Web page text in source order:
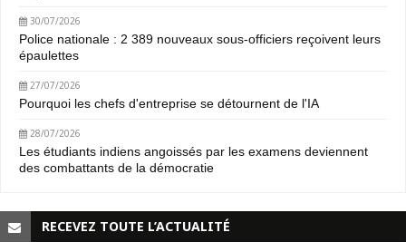
30/07/2026
Police nationale : 2 389 nouveaux sous-officiers reçoivent leurs
épaulettes
27/07/2026
Pourquoi les chefs d'entreprise se détournent de l'IA
28/07/2026
Les étudiants indiens angoissés par les examens deviennent
des combattants de la démocratie
RECEVEZ TOUTE L’ACTUALITÉ